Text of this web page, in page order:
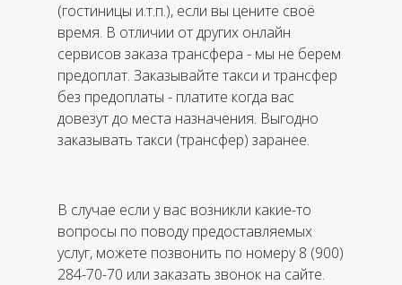
(гостиницы и.т.п.), если вы цените своё
время. В отличии от других онлайн
сервисов заказа трансфера - мы не берем
предоплат. Заказывайте такси и трансфер
без предоплаты - платите когда вас
довезут до места назначения. Выгодно
заказывать такси (трансфер) заранее.
В случае если у вас возникли какие-то
вопросы по поводу предоставляемых
услуг, можете позвонить по номеру 8 (900)
284-70-70 или заказать звонок на сайте.